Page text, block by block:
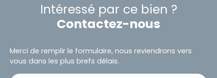
Intéressé par ce bien ?
Contactez-nous
Merci de remplir le formulaire, nous reviendrons vers
vous dans les plus brefs délais.